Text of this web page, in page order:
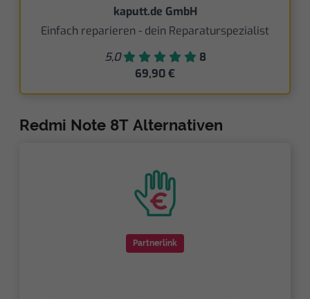
kaputt.de GmbH
Einfach reparieren - dein Reparaturspezialist
5,0
8
69,90 €
Redmi Note 8T Alternativen
Partnerlink